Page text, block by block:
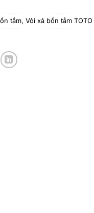
tắm, Vòi xả bồn tắm TOTO